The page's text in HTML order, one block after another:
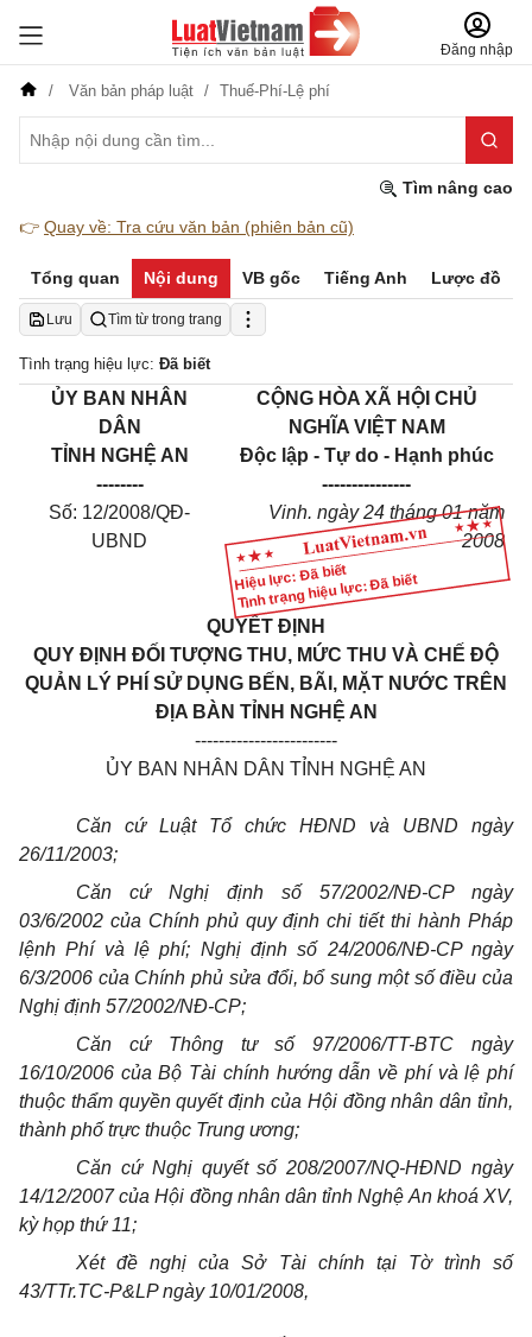
Đăng nhập
Văn bản pháp luật Thuế-Phí-Lệ phí
Tìm nâng cao
👉 Quay về: Tra cứu văn bản (phiên bản cũ)
Tổng quan Nội dung VB gốc Tiếng Anh Lược đồ
Lưu Tìm từ trong trang
Tình trạng hiệu lực: Đã biết
Hiệu lực: Đã biết
Tình trạng hiệu lực: Đã biết
ỦY BAN NHÂN
DÂN
TỈNH NGHỆ AN
--------
Số: 12/2008/QĐ-
UBND
CỘNG HÒA XÃ HỘI CHỦ
NGHĨA VIỆT NAM
Độc lập - Tự do - Hạnh phúc
---------------
Vinh. ngày 24 tháng 01 năm
2008
QUYẾT ĐỊNH
QUY ĐỊNH ĐỐI TƯỢNG THU, MỨC THU VÀ CHẾ ĐỘ
QUẢN LÝ PHÍ SỬ DỤNG BẾN, BÃI, MẶT NƯỚC TRÊN
ĐỊA BÀN TỈNH NGHỆ AN
------------------------
ỦY BAN NHÂN DÂN TỈNH NGHỆ AN
Căn cứ Luật Tổ chức HĐND và UBND ngày
26/11/2003;
Căn cứ Nghị định số 57/2002/NĐ-CP ngày
03/6/2002 của Chính phủ quy định chi tiết thi hành Pháp
lệnh Phí và lệ phí; Nghị định số 24/2006/NĐ-CP ngày
6/3/2006 của Chính phủ sửa đổi, bổ sung một số điều của
Nghị định 57/2002/NĐ-CP;
Căn cứ Thông tư số 97/2006/TT-BTC ngày
16/10/2006 của Bộ Tài chính hướng dẫn về phí và lệ phí
thuộc thẩm quyền quyết định của Hội đồng nhân dân tỉnh,
thành phố trực thuộc Trung ương;
Căn cứ Nghị quyết số 208/2007/NQ-HĐND ngày
14/12/2007 của Hội đồng nhân dân tỉnh Nghệ An khoá XV,
kỳ họp thứ 11;
Xét đề nghị của Sở Tài chính tại Tờ trình số
43/TTr.TC-P&LP ngày 10/01/2008,